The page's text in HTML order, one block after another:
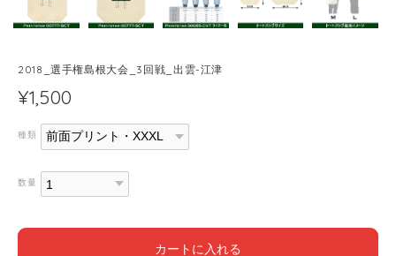
2018_選手権島根大会_3回戦_出雲-江津
¥1,500
種類
数量
カートに入れる